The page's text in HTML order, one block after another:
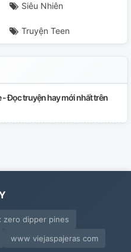
Siêu Nhiên
Truyện Teen
Đọc truyện hay mới nhất trên
zero dipper pines
www viejaspajeras com